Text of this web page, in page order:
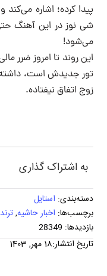
پیدا کرده؛ اشاره
می‌شود!
این روند تا امروز ضرر
تور جدیدش است،
زوج اتفاق نیفتاده‌.
به اشتراک گذاری
دسته‌بندی: استایل
برچسب‌ها: اخبار حاشیه,
بازدیدها: 28349
تاریخ انتشار:18 مهر, 1403